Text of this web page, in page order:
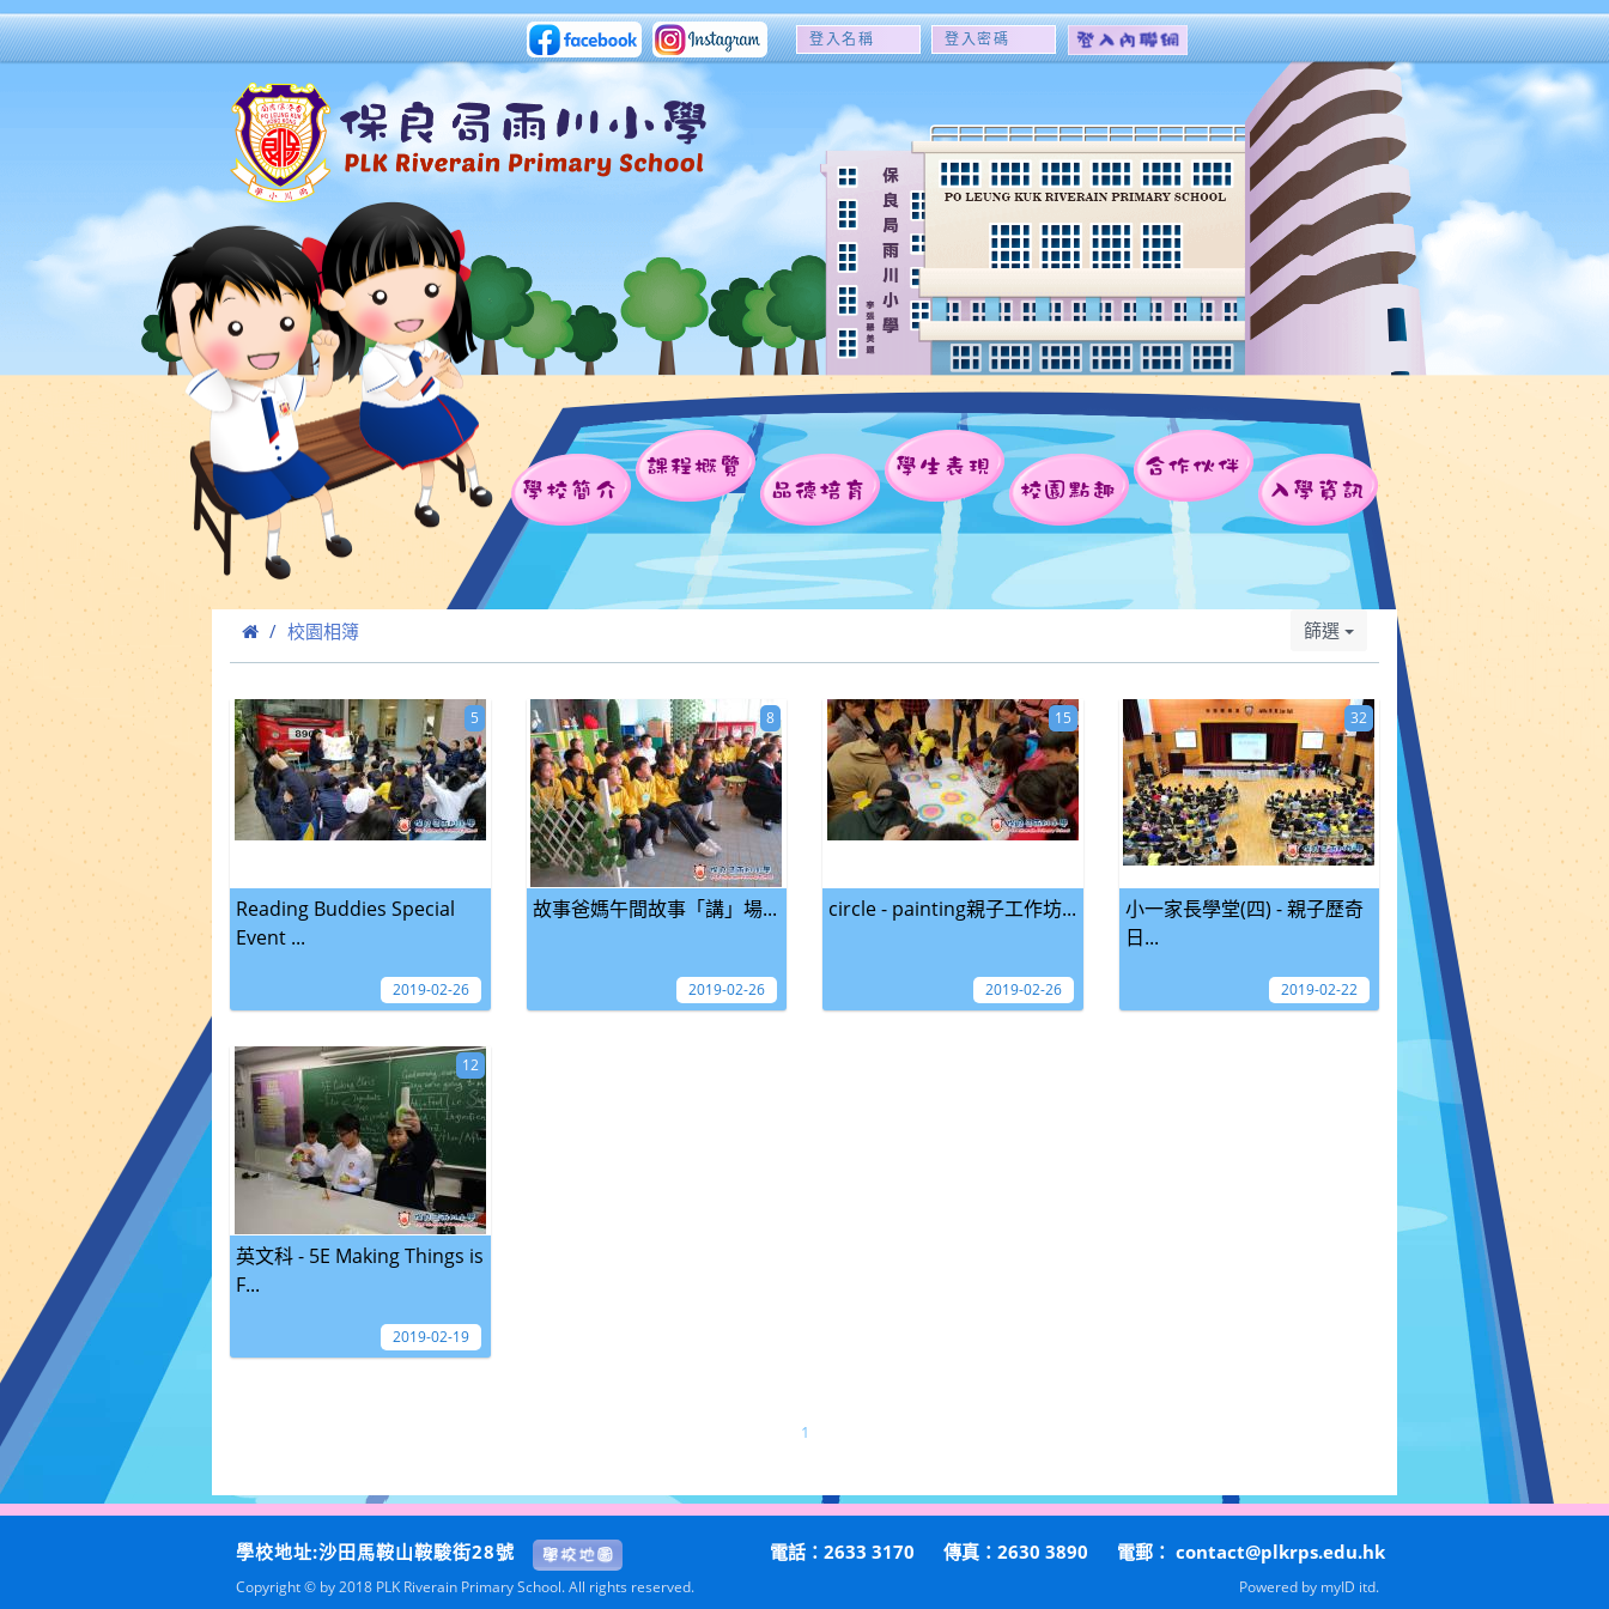
登
名
稱
登
密
碼
學校簡介
課程概覽
品德培育
學生表現
校園點趣
合作伙伴
入學資訊
校園相簿 篩選
Reading Buddies Special
Event ...
5
2019-02-26
故事爸媽午間故事「講」場...
8
2019-02-26
circle - painting親子工作坊...
15
2019-02-26
小一家長學堂(四) - 親子歷奇
日...
32
2019-02-22
英文科 - 5E Making Things is
F...
12
2019-02-19
1
學校地址:沙田馬鞍山鞍駿街28號 電話：2633 3170 傳真：2630 3890 電郵： contact@plkrps.edu.hk
Copyright © by 2018 PLK Riverain Primary School. All rights reserved. Powered by myID itd.